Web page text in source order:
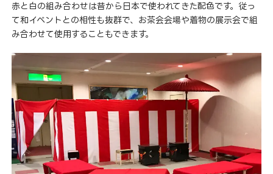
赤と白の組み合わせは昔から日本で使われてきた配色です。従っ
て和イベントとの相性も抜群で、お茶会会場や着物の展示会で組
み合わせて使用することもできます。